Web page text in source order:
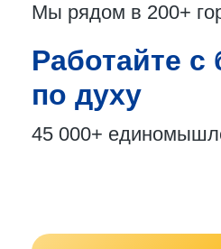
Мы рядом в 200+
Работайте с
по духу
45 000+